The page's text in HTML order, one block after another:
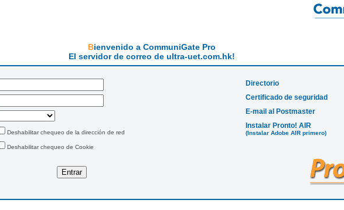
Bienvenido a CommuniGate Pro
El servidor de correo de ultra-uet.com.hk!
Deshabilitar chequeo de la dirección de red
Deshabilitar chequeo de Cookie
Directorio
Certificado de seguridad
E-mail al Postmaster
Instalar Pronto! AIR
(Instalar Adobe AIR primero)